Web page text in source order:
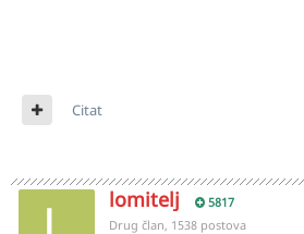
Citat
lomitelj 5817
Drug član, 1538 postova